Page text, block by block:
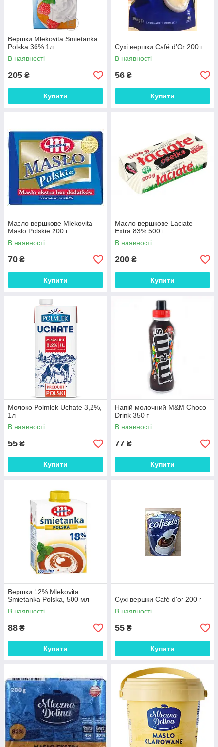
Вершки Mlekovita Smietanka
Polska 36% 1л
В наявності
205 ₴
Купити
Сухі вершки Café d’Or 200 г
В наявності
56 ₴
Купити
Масло вершкове Mlekovita
Maslo Polskie 200 г.
В наявності
70 ₴
Купити
Масло вершкове Laciate
Extra 83% 500 г
В наявності
200 ₴
Купити
Молоко Polmlek Uchate 3,2%,
1л
В наявності
55 ₴
Купити
Напій молочний M&M Choco
Drink 350 г
В наявності
77 ₴
Купити
Вершки 12% Mlekovita
Smietanka Polska, 500 мл
В наявності
88 ₴
Купити
Сухі вершки Café d'or 200 г
В наявності
55 ₴
Купити